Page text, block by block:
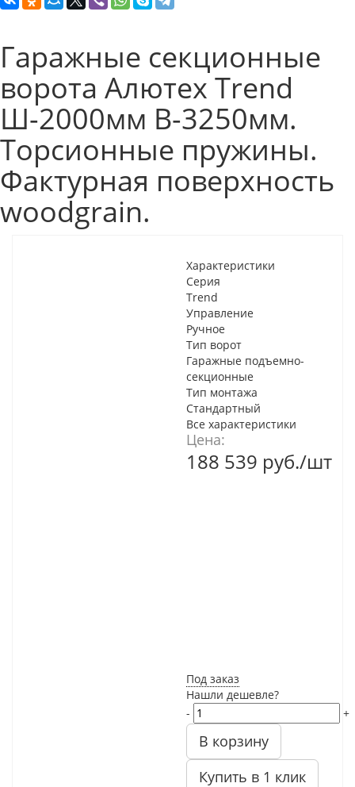
Гаражные секционные
ворота Алютех Trend
Ш-2000мм В-3250мм.
Торсионные пружины.
Фактурная поверхность
woodgrain.
Характеристики
Серия
Trend
Управление
Ручное
Тип ворот
Гаражные подъемно-
секционные
Тип монтажа
Стандартный
Все характеристики
Цена:
188 539 руб./шт
Под заказ
Нашли дешевле?
-
+
В корзину
Купить в 1 клик